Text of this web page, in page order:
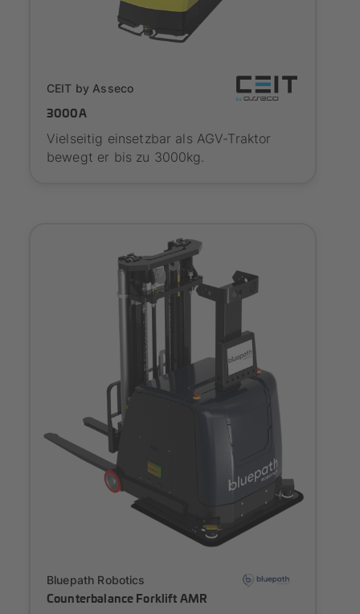
CEIT by Asseco
3000A
Vielseitig einsetzbar als AGV-Traktor
bewegt er bis zu 3000kg.
Bluepath Robotics
Counterbalance Forklift AMR